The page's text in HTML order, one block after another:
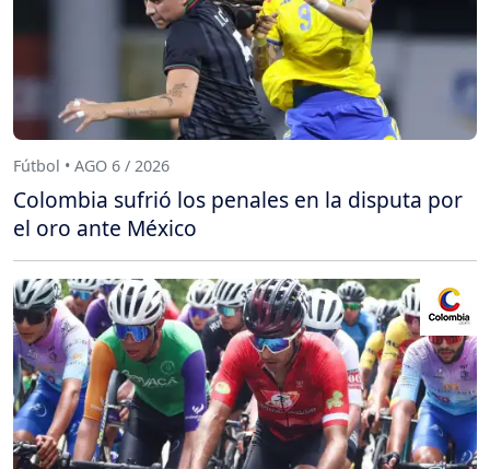
Fútbol • AGO 6 / 2026
Colombia sufrió los penales en la disputa por
el oro ante México